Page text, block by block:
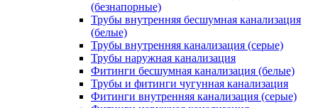
(безнапорные)
Трубы внутренняя бесшумная канализация
(белые)
Трубы внутренняя канализация (серые)
Трубы наружная канализация
Фитинги бесшумная канализация (белые)
Трубы и фитинги чугунная канализация
Фитинги внутренняя канализация (серые)